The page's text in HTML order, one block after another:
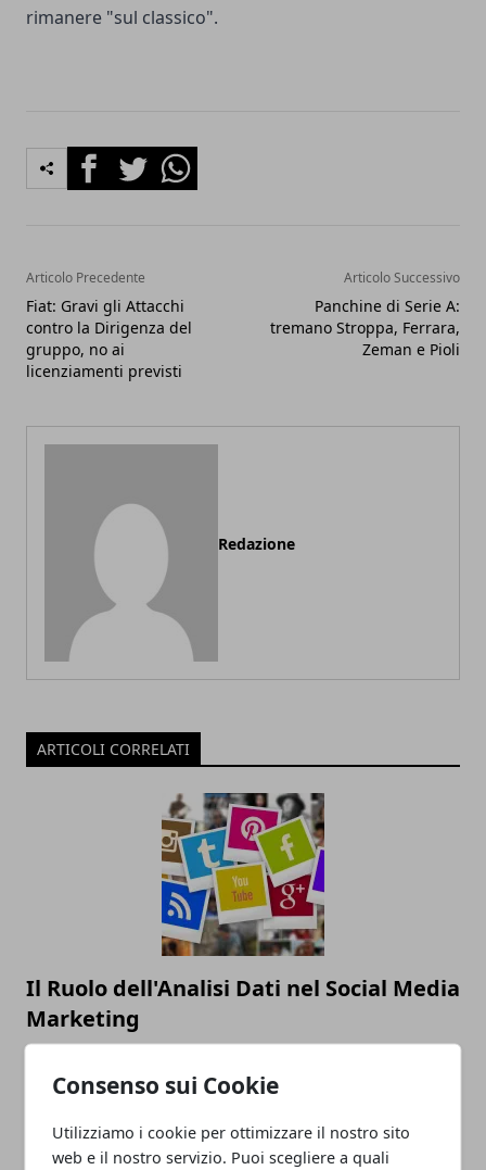
Consenso sui Cookie
Utilizziamo i cookie per ottimizzare il nostro sito
web e il nostro servizio. Puoi scegliere a quali
rimanere "sul classico".
FacebookTwitterWhatsapp
Articolo Precedente
Fiat: Gravi gli Attacchi
contro la Dirigenza del
gruppo, no ai
licenziamenti previsti
Articolo Successivo
Panchine di Serie A:
tremano Stroppa, Ferrara,
Zeman e Pioli
Redazione
ARTICOLI CORRELATI
Il Ruolo dell'Analisi Dati nel Social Media
Marketing